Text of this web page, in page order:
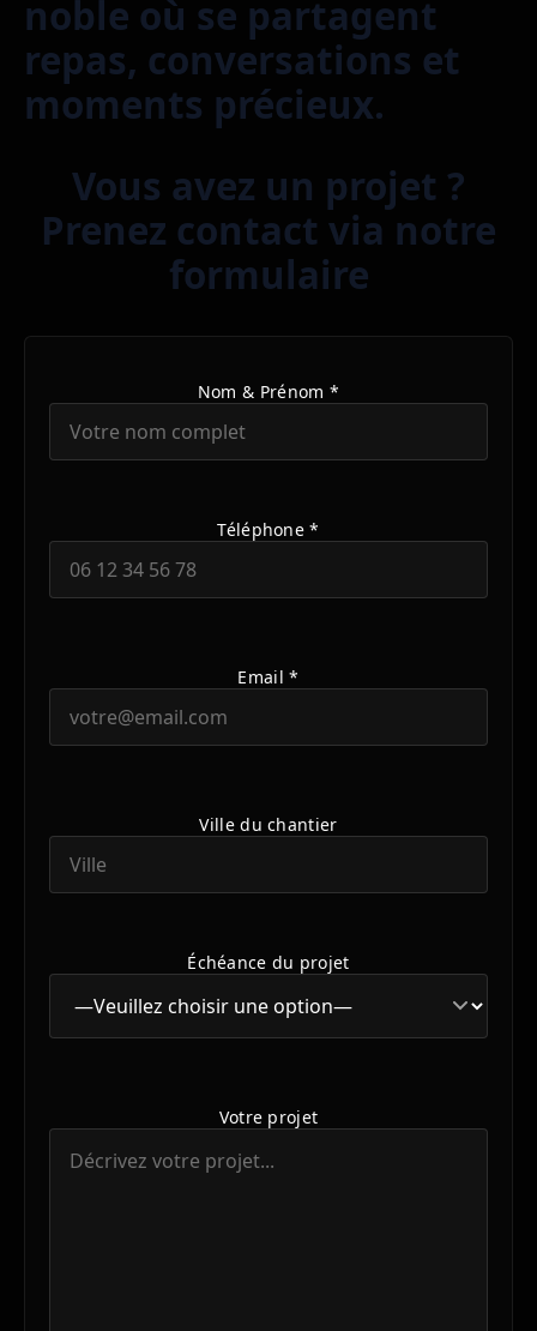
noble où se partagent
repas, conversations et
moments précieux.
Vous avez un projet ?
Prenez contact via notre
formulaire
Nom & Prénom *
Téléphone *
Email *
Ville du chantier
Échéance du projet
Votre projet